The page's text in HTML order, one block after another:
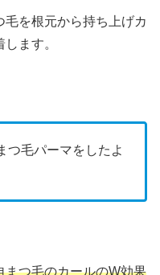
を根元から持ち上げカ
ます。
つ毛パーマをしたよ
まつ毛のカールのW効果